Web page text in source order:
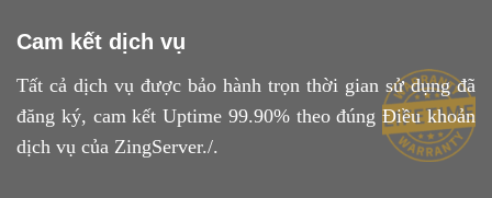
Cam kết dịch vụ
Tất cả dịch vụ được bảo hành trọn thời gian sử dụng đã
đăng ký, cam kết Uptime 99.90% theo đúngĐiều khoản
dịch vụ của ZingServer./.